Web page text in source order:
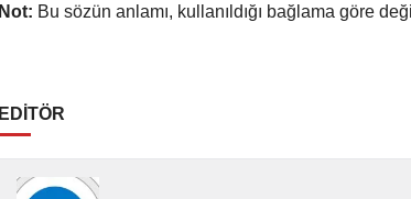
Not: Bu sözün anlamı, kullanıldığı bağlama göre
EDİTÖR